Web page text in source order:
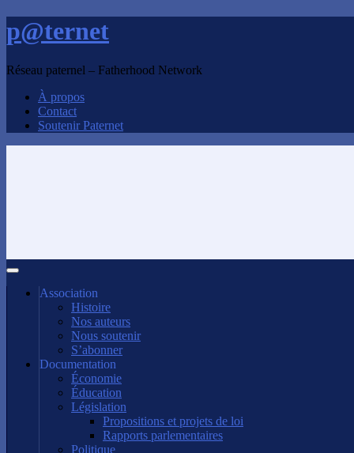
p@ternet
Réseau paternel – Fatherhood Network
À propos
Contact
Soutenir Paternet
Association
Histoire
Nos auteurs
Nous soutenir
S’abonner
Documentation
Économie
Éducation
Législation
Propositions et projets de loi
Rapports parlementaires
Politique